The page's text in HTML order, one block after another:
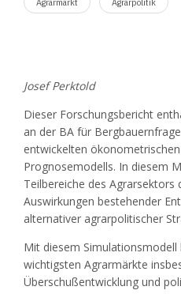
Josef Perktold
Dieser Forschungsbericht
an der BA für
entwickelten
Prognosemodells. In diesem
Teilbereiche des
Auswirkungen bestehender
alternativer agrarpolitischer
Mit diesem
wichtigsten Agrarmärkte
Überschußentwicklung und